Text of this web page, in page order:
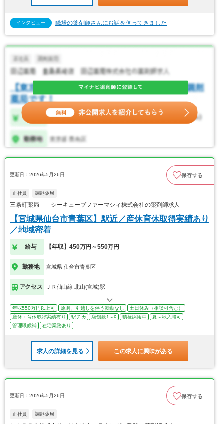
インタビュー 職場の薬剤師さんにお話を伺ってきました
更新日：2026年5月26日 保存する
正社員 調剤薬局
三条町薬局 シーキューブファーマシィ株式会社の薬剤師求人
【宮城県仙台市青葉区】駅近／産休育休取得実績あり
／地域密着
給与 【年収】450万円～550万円
勤務地 宮城県 仙台市青葉区
アクセス ＪＲ仙山線 北山(宮城)駅
年収550万円以上可 原則、引越しを伴う転勤なし
土日休み（相談可含む）
産休・育休取得実績有り
駅チカ 店舗数1～9 積極採用中
夏～秋入職可
管理職候補
在宅業務あり
求人の詳細を見る この求人に興味がある
更新日：2026年5月26日 保存する
正社員 調剤薬局